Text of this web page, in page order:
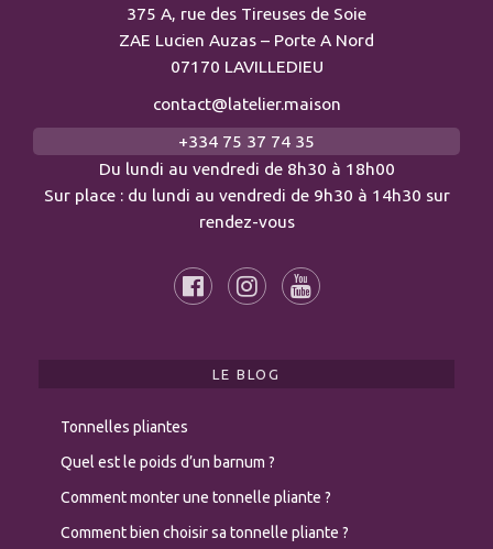
375 A, rue des Tireuses de Soie
ZAE Lucien Auzas – Porte A Nord
07170 LAVILLEDIEU
contact@latelier.maison
+334 75 37 74 35
Du lundi au vendredi de 8h30 à 18h00
Sur place : du lundi au vendredi de 9h30 à 14h30 sur
rendez-vous
LE BLOG
Tonnelles pliantes
Quel est le poids d’un barnum ?
Comment monter une tonnelle pliante ?
Comment bien choisir sa tonnelle pliante ?